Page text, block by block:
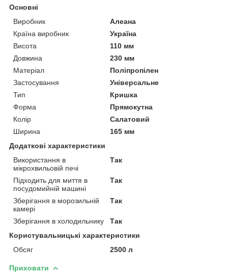
Основні
Виробник
Алеана
Країна виробник
Україна
Висота
110 мм
Довжина
230 мм
Матеріал
Поліпропілен
Застосування
Універсальне
Тип
Кришка
Форма
Прямокутна
Колір
Салатовий
Ширина
165 мм
Додаткові характеристики
Використання в
мікрохвильовій печі
Так
Підходить для миття в
посудомийній машині
Так
Зберігання в морозильній
камері
Так
Зберігання в холодильнику
Так
Користувальницькі характеристики
Обсяг
2500 л
Приховати